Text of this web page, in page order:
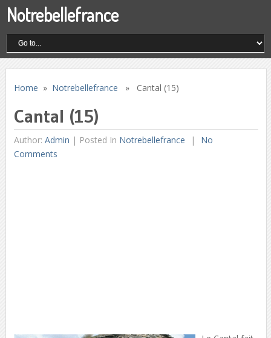
Notrebellefrance
Home » Notrebellefrance » Cantal (15)
Cantal (15)
Author: Admin | Posted In Notrebellefrance
No
Comments